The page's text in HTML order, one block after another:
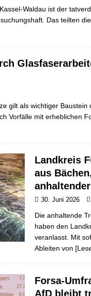
Waldau ist der
Das teilten
gilt als wichtiger
Vorfälle mit erheblichen
Landkreis
aus
30. Juni 2026
Die anhaltende
haben den
veranlasst. Mit
Ableiten von
Forsa-
AfD bleibt